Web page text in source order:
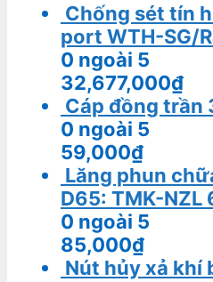
Chống sét tín
port WTH-SG/
0 ngoài 5
32,677,000₫
Cáp đồng trần
0 ngoài 5
59,000₫
Lăng phun
D65: TMK-NZL
0 ngoài 5
85,000₫
Nút hủy xả khí